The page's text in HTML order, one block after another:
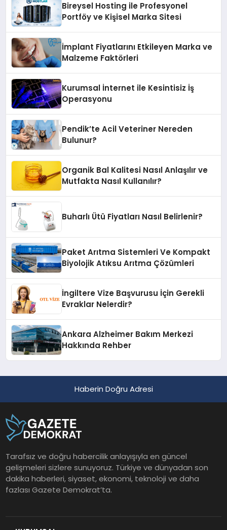
Bireysel Hosting ile Profesyonel
Portföy ve Kişisel Marka Sitesi
İmplant Fiyatlarını Etkileyen Marka ve
Malzeme Faktörleri
Kurumsal İnternet ile Kesintisiz İş
Operasyonu
Pendik’te Acil Veteriner Nereden
Bulunur?
Organik Bal Kalitesi Nasıl Anlaşılır ve
Mutfakta Nasıl Kullanılır?
Buharlı Ütü Fiyatları Nasıl Belirlenir?
Paket Arıtma Sistemleri Ve Kompakt
Biyolojik Atıksu Arıtma Çözümleri
İngiltere Vize Başvurusu İçin Gerekli
Evraklar Nelerdir?
Ankara Alzheimer Bakım Merkezi
Hakkında Rehber
Haberin Doğru Adresi
Tarafsız ve doğru habercilik anlayışıyla en güncel
gelişmeleri sizlere sunuyoruz. Türkiye ve dünyadan son
dakika haberleri, siyaset, ekonomi, teknoloji ve daha
fazlası Gazete Demokrat’ta.